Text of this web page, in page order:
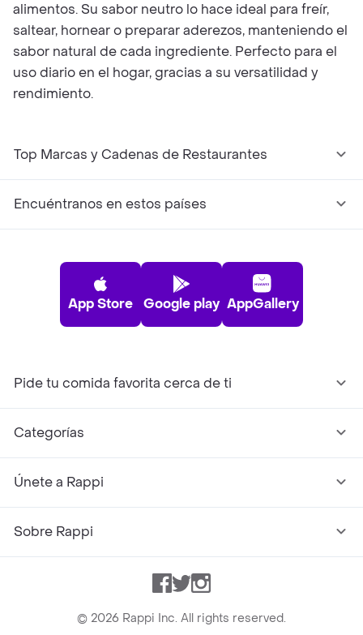
alimentos. Su sabor neutro lo hace ideal para freír,
saltear, hornear o preparar aderezos, manteniendo el
sabor natural de cada ingrediente. Perfecto para el
uso diario en el hogar, gracias a su versatilidad y
rendimiento.
Top Marcas y Cadenas de Restaurantes
Encuéntranos en estos países
App Store Google play AppGallery
Pide tu comida favorita cerca de ti
Categorías
Únete a Rappi
Sobre Rappi
Facebook
TwitterInstagram
© 2026 Rappi Inc. All rights reserved.